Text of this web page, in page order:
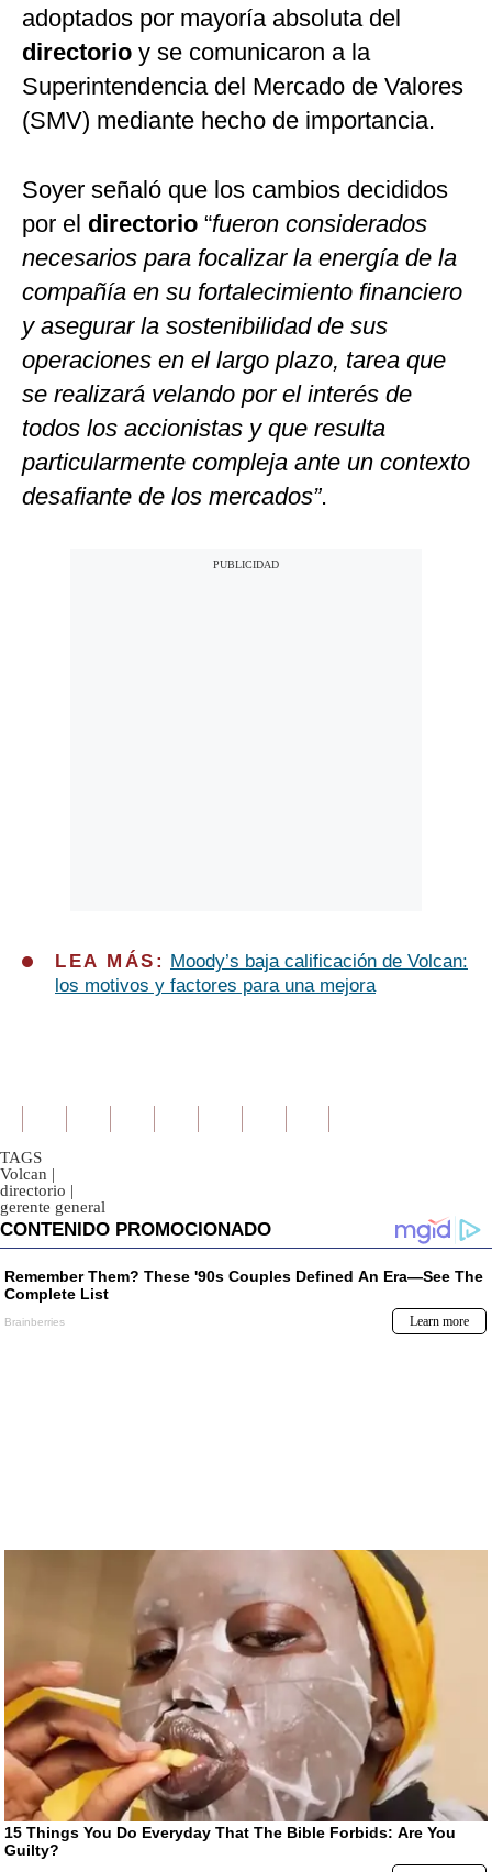
adoptados por mayoría absoluta del
directorio y se comunicaron a la
Superintendencia del Mercado de Valores
(SMV) mediante hecho de importancia.
Soyer señaló que los cambios decididos
por el directorio “fueron considerados
necesarios para focalizar la energía de la
compañía en su fortalecimiento financiero
y asegurar la sostenibilidad de sus
operaciones en el largo plazo, tarea que
se realizará velando por el interés de
todos los accionistas y que resulta
particularmente compleja ante un contexto
desafiante de los mercados”.
LEA MÁS: Moody’s baja calificación de Volcan:
los motivos y factores para una mejora
TAGS
Volcan |
directorio |
gerente general